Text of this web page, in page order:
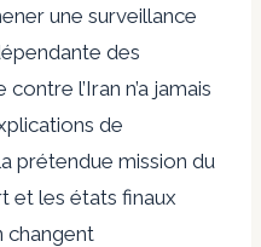
une surveillance
des
l’Iran n’a jamais
de
prétendue mission du
et les états finaux
changent